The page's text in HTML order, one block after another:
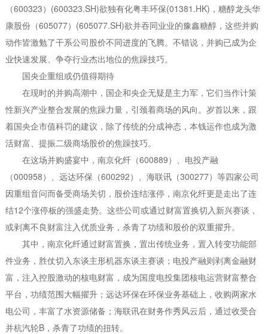
（600323）(600323.SH)欲独有化粤丰环保(01381.HK)，糖醇龙头华
康股份（605077）(605077.SH)欲并吞同业业的豫鑫糖醇，这些并购
动作皆激勉了干系公司股价不同进度的飞腾。不错说，并购已成为企
业快速发展、争夺行业杰出地位的焦躁技巧。
国央企重组或仍值得期待
在现时的并购高潮中，国企和央企无疑是主力军，它们当作计策
性新兴产业整合发展的焦躁力量，引颈着商场的风向。岁首以来，跟
着国央企市值科罚的建议，除了传统的分成神态，本钱运作也成为激
活财富、提振二级商场股价的焦躁技巧。
在这场并购盛宴中，南京化纤（600889）、电投产融
（000958）、远达环保（600292）、海联讯（300277）等四家公司
因重组音问而备受商场关切，股价连结涨停，南京化纤更是走出了连
结12个涨停板的强盛走势。这些公司或通过财富置换切入新兴赛谈，
或剥离不良财富注入优质业务，杀青了功绩和股价的双重擢升。
其中，南京化纤通过财富置换，置出传统业务，置入转变功能部
件业务，胜仗切入东谈主形机器东谈主赛谈；电投产融则剥离金融财
富，注入控股激动的核电财富，成为国度电投集团核电运营财富整合
平台，功绩范围大幅擢升；远达环保在环保业务基础上，收购两家水
电公司，丰富了水资源储备；海联讯在财务作秀风云后，通过收受合
并杭汽轮B，杀青了功绩的扭转。